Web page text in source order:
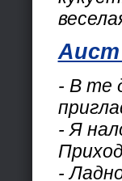
Аист
- В те
- Я
-